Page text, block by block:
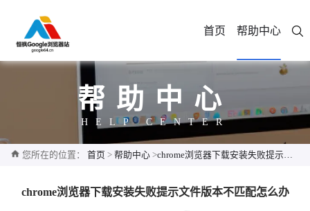
首页 帮助中心
帮助中心
HELP CENTER
您所在的位置： 首页 > 帮助中心 >chrome浏览器下载安装失败提示文件版本不匹配怎么办
chrome浏览器下载安装失败提示文件版本不匹配怎么办